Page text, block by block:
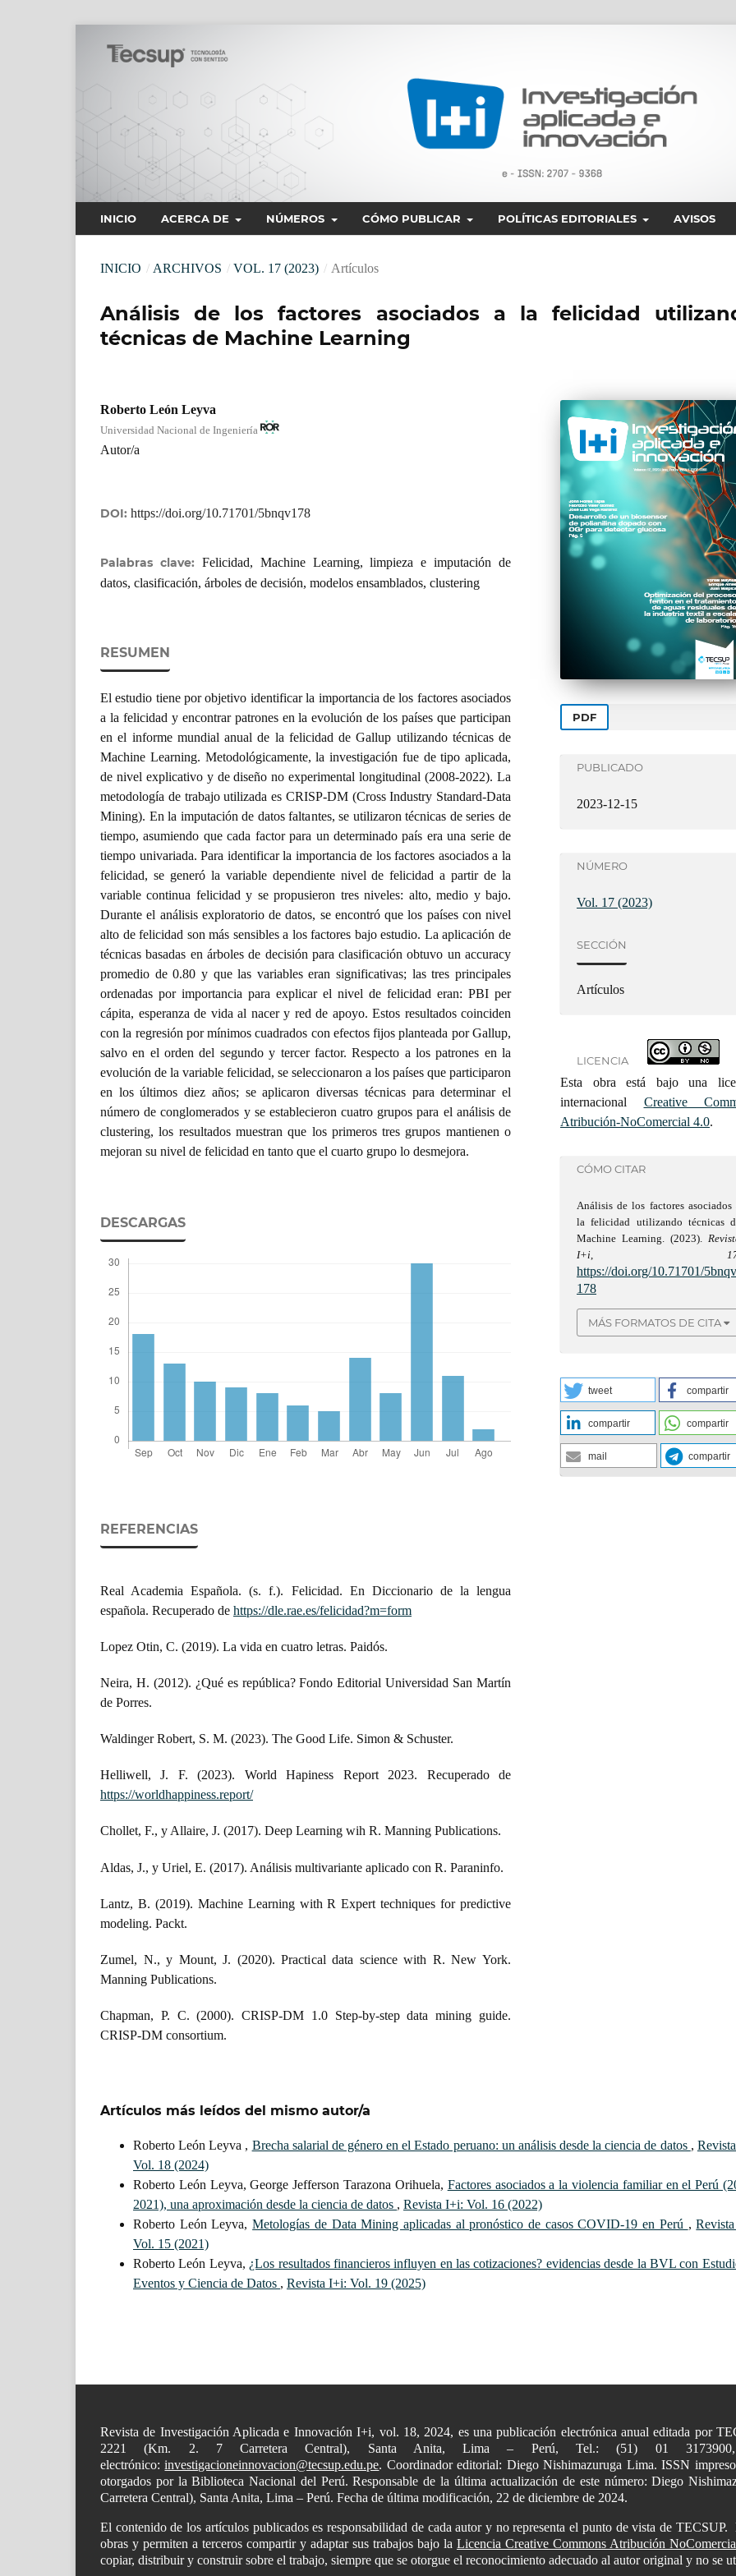
INICIO ACERCA DE NÚMEROS CÓMO PUBLICAR POLÍTICAS EDITORIALES AVISOS
INICIO / ARCHIVOS / VOL. 17 (2023) / Artículos
Análisis de los factores asociados a la felicidad
técnicas de Machine Learning
Roberto León Leyva
Universidad Nacional de Ingeniería
Autor/a
DOI: https://doi.org/10.71701/5bnqv178
Palabras clave: Felicidad, Machine Learning, limpieza e imputación de
datos, clasificación, árboles de decisión, modelos ensamblados, clustering
RESUMEN
El estudio tiene por objetivo identificar la importancia de los factores asociados
a la felicidad y encontrar patrones en la evolución de los países que participan
en el informe mundial anual de la felicidad de Gallup utilizando técnicas de
Machine Learning. Metodológicamente, la investigación fue de tipo aplicada,
de nivel explicativo y de diseño no experimental longitudinal (2008-2022). La
metodología de trabajo utilizada es CRISP-DM (Cross Industry Standard-Data
Mining). En la imputación de datos faltantes, se utilizaron técnicas de series de
tiempo, asumiendo que cada factor para un determinado país era una serie de
tiempo univariada. Para identificar la importancia de los factores asociados a la
felicidad, se generó la variable dependiente nivel de felicidad a partir de la
variable continua felicidad y se propusieron tres niveles: alto, medio y bajo.
Durante el análisis exploratorio de datos, se encontró que los países con nivel
alto de felicidad son más sensibles a los factores bajo estudio. La aplicación de
técnicas basadas en árboles de decisión para clasificación obtuvo un accuracy
promedio de 0.80 y que las variables eran significativas; las tres principales
ordenadas por importancia para explicar el nivel de felicidad eran: PBI per
cápita, esperanza de vida al nacer y red de apoyo. Estos resultados coinciden
con la regresión por mínimos cuadrados con efectos fijos planteada por Gallup,
salvo en el orden del segundo y tercer factor. Respecto a los patrones en la
evolución de la variable felicidad, se seleccionaron a los países que participaron
en los últimos diez años; se aplicaron diversas técnicas para determinar el
número de conglomerados y se establecieron cuatro grupos para el análisis de
clustering, los resultados muestran que los primeros tres grupos mantienen o
mejoran su nivel de felicidad en tanto que el cuarto grupo lo desmejora.
DESCARGAS
REFERENCIAS
Real Academia Española. (s. f.). Felicidad. En Diccionario de la lengua
española. Recuperado de https://dle.rae.es/felicidad?m=form
Lopez Otin, C. (2019). La vida en cuatro letras. Paidós.
Neira, H. (2012). ¿Qué es república? Fondo Editorial Universidad San Martín
de Porres.
Waldinger Robert, S. M. (2023). The Good Life. Simon & Schuster.
Helliwell, J. F. (2023). World Hapiness Report 2023. Recuperado de
https://worldhappiness.report/
Chollet, F., y Allaire, J. (2017). Deep Learning wih R. Manning Publications.
Aldas, J., y Uriel, E. (2017). Análisis multivariante aplicado con R. Paraninfo.
Lantz, B. (2019). Machine Learning with R Expert techniques for predictive
modeling. Packt.
Zumel, N., y Mount, J. (2020). Practical data science with R. New York.
Manning Publications.
Chapman, P. C. (2000). CRISP-DM 1.0 Step-by-step data mining guide.
CRISP-DM consortium.
PDF
PUBLICADO
2023-12-15
NÚMERO
Vol. 17 (2023)
SECCIÓN
Artículos
LICENCIA
Esta obra está bajo una
internacional Creative
Atribución-NoComercial 4.0.
CÓMO CITAR
Análisis de los factores asociados
la felicidad utilizando técnicas
Machine Learning. (2023).
I+i
https://doi.org/10.71701/5bnqv
178
MÁS FORMATOS DE CITA
tweet compartir
compartir compartir
mail compartir
Artículos más leídos del mismo autor/a
Roberto León Leyva , Brecha salarial de género en el Estado peruano: un análisis desde la ciencia de datos ,
Vol. 18 (2024)
Roberto León Leyva, George Jefferson Tarazona Orihuela, Factores asociados a la violencia familiar en el Perú
2021), una aproximación desde la ciencia de datos , Revista I+i: Vol. 16 (2022)
Roberto León Leyva,Metologías de Data Mining aplicadas al pronóstico de casos COVID-19 en Perú ,
Vol. 15 (2021)
Roberto León Leyva, ¿Los resultados financieros influyen en las cotizaciones? evidencias desde la BVL con
Eventos y Ciencia de Datos , Revista I+i: Vol. 19 (2025)
Revista de Investigación Aplicada e Innovación I+i, vol. 18, 2024, es una publicación electrónica anual editada por
2221 (Km. 2. 7 Carretera Central), Santa Anita, Lima – Perú, Tel.: (51) 01
electrónico:investigacioneinnovacion@tecsup.edu.pe. Coordinador editorial: Diego Nishimazuruga Lima. ISSN
otorgados por la Biblioteca Nacional del Perú. Responsable de la última actualización de este número: Diego
Carretera Central), Santa Anita, Lima – Perú. Fecha de última modificación, 22 de diciembre de 2024.
El contenido de los artículos publicados es responsabilidad de cada autor y no representa el punto de vista de
obras y permiten a terceros compartir y adaptar sus trabajos bajo la Licencia Creative Commons Atribución
copiar, distribuir y construir sobre el trabajo, siempre que se otorgue el reconocimiento adecuado al autor original y no se